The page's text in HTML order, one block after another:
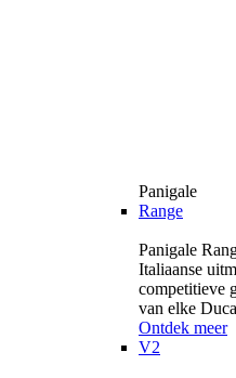
Panigale
Range
Panigale
Italiaanse
competitieve
van elke
Ontdek meer
V2